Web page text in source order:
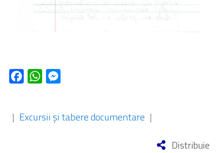
FacebookWhatsApp
| Excursii și tabere documentare |
Distribuie